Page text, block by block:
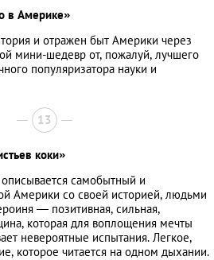
в Америке»
и отражен быт Америки через
мини-шедевр от, пожалуй, лучшего
популяризатора науки и
13
коки»
самобытный и
Америки со своей историей, людьми
— позитивная, сильная,
которая для воплощения мечты
невероятные испытания. Легкое,
которое читается на одном дыхании.